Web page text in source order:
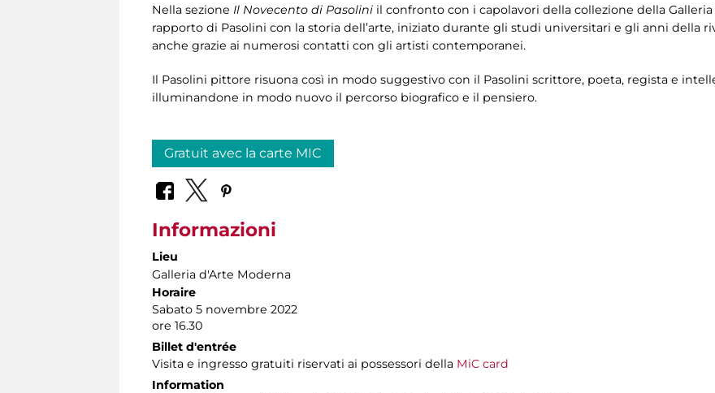
Nella sezione Il Novecento di Pasolini il confronto con i capolavori della collezione della
rapporto di Pasolini con la storia dell’arte, iniziato durante gli studi universitari e gli anni della
anche grazie ai numerosi contatti con gli artisti contemporanei.
Il Pasolini pittore risuona così in modo suggestivo con il Pasolini scrittore, poeta, regista e
illuminandone in modo nuovo il percorso biografico e il pensiero.
Gratuit avec la carte MIC
Informazioni
Lieu
Galleria d'Arte Moderna
Horaire
Sabato 5 novembre 2022
ore 16.30
Billet d'entrée
Visita e ingresso gratuiti riservati ai possessori della MiC card
Information